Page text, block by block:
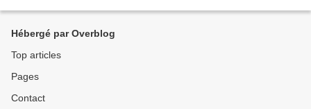
Hébergé par Overblog
Top articles
Pages
Contact